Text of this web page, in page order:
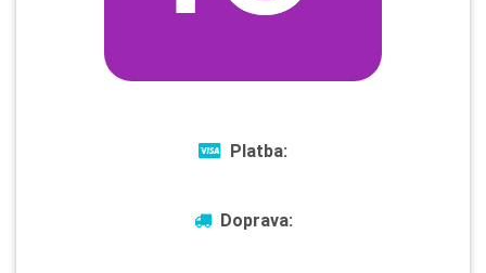
Platba:
Doprava: